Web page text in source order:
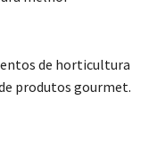
de horticultura
produtos gourmet.